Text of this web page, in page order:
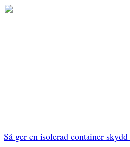
Så ger en isolerad container